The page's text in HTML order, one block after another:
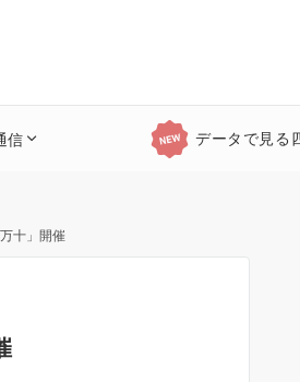
信 データで見る
十」開催